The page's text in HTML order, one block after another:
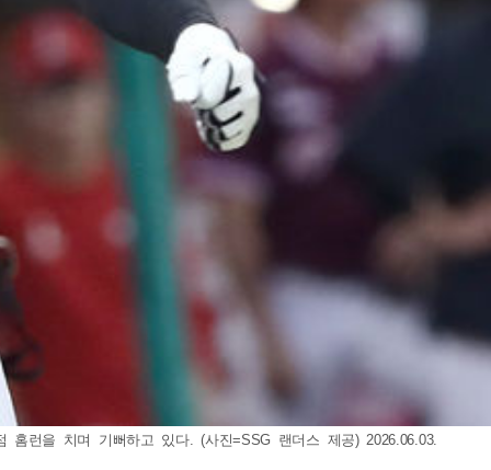
런을 치며 기뻐하고 있다. (사진=SSG 랜더스 제공) 2026.06.03.